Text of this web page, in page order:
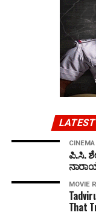
LATEST
ಪಿ.ಸಿ.
MOVIE
That